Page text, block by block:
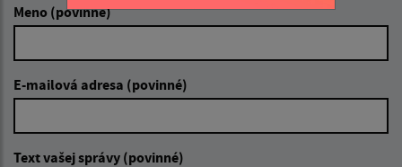
Meno (povinné)
E-mailová adresa (povinné)
Text vašej správy (povinné)